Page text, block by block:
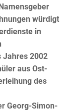
würdigt
in
Jahres 2002
aus Ost-
des
Georg-Simon-